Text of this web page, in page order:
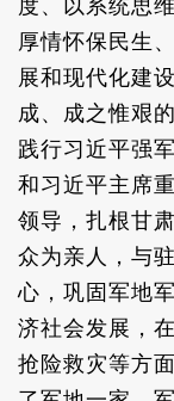
度、以系统思
厚情怀保民生
展和现代化建
成、成之惟艰
践行习近平强
和习近平主席
领导，扎根甘
众为亲人，与
心，巩固军地
济社会发展，
抢险救灾等方